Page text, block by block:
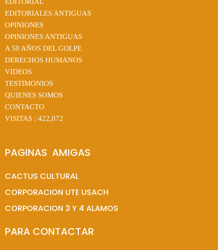
EDITORIALES ANTIGUAS
OPINIONES
OPINIONES ANTIGUAS
A 50 AÑOS DEL GOLPE
DERECHOS HUMANOS
VIDEOS
TESTIMONIOS
QUIENES SOMOS
CONTACTO
VISITAS : 422,072
PAGINAS  AMIGAS
CACTUS CULTURAL
CORPORACION UTE USACH
CORPORACION 3 Y 4 ALAMOS
PARA CONTACTAR